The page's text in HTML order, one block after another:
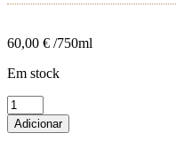
60,00 € /750ml
Em stock
Quantidade
de
Ratti
Adicionar